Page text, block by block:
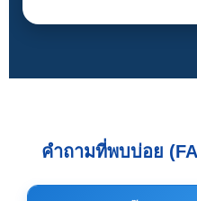
คำถามที่พบบ่อย